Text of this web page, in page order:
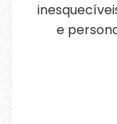
e